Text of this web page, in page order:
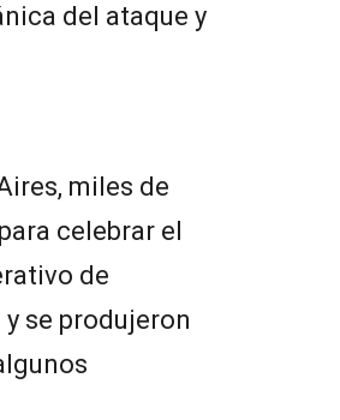
del ataque y
miles de
celebrar el
de
se produjeron